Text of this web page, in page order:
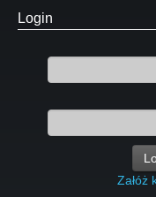
Login
Załóż